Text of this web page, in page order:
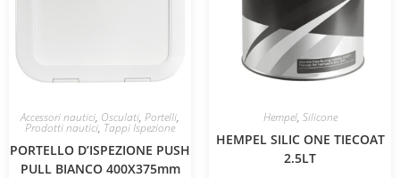
Accessori nautici, Osculati, Portelli,
Prodotti nautici, Tappi Ispezione
PORTELLO D’ISPEZIONE PUSH
PULL BIANCO 400X375mm
Hempel, Silicone
HEMPEL SILIC ONE TIECOAT
2.5LT